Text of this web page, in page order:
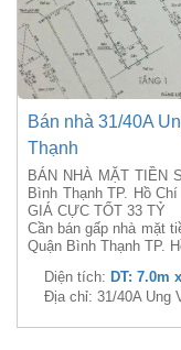
Bán nhà 31/40A
Thạnh
BÁN NHÀ MẶT TIỀN
Bình Thạnh TP. Hồ
GIÁ CỰC TỐT 33 TỶ
Cần bán gấp nhà mặt
Quận Bình Thạnh TP.
Diện tích: DT: 7.0m
Địa chỉ: 31/40A Ung